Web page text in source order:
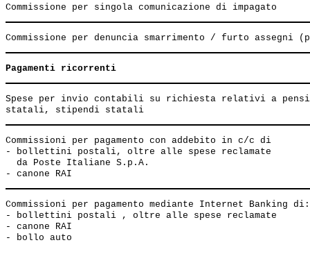
Pagamenti ricorrenti
Spese per invio contabili su richiesta relativi a
Commissioni per pagamento con addebito in c/c di
- bollettini postali, oltre alle spese reclamate
da Poste Italiane S.p.A.
Commissioni per pagamento mediante Internet Banking di:
- bollettini postali , oltre alle spese reclamate
- canone RAI
- bollo auto